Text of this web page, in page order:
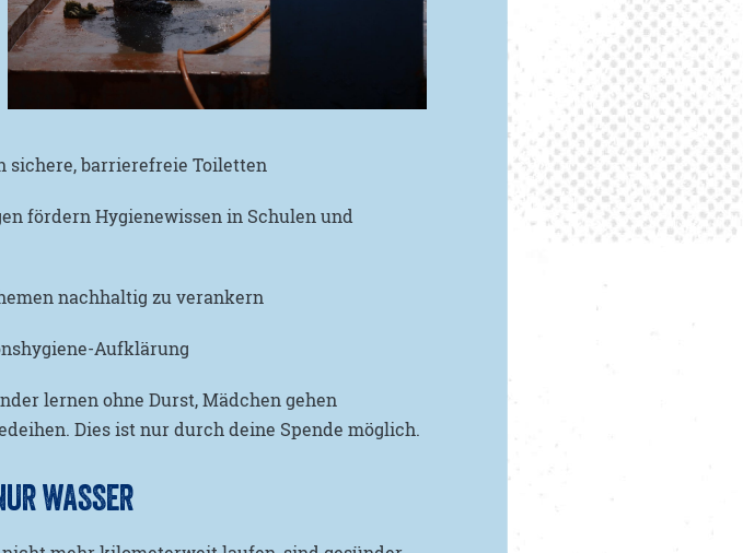
sichere, barrierefreie Toiletten
fördern Hygienewissen in Schulen und
nachhaltig zu verankern
Aufklärung
lernen ohne Durst, Mädchen gehen
Dies ist nur durch deine Spende möglich.
WASSER